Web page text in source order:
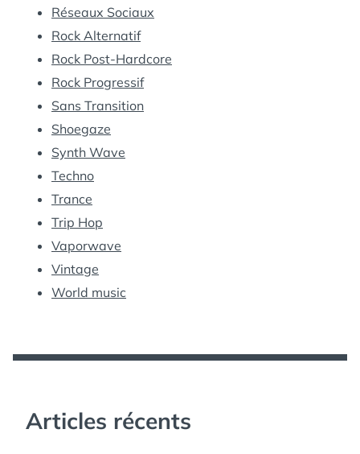
Réseaux Sociaux
Rock Alternatif
Rock Post-Hardcore
Rock Progressif
Sans Transition
Shoegaze
Synth Wave
Techno
Trance
Trip Hop
Vaporwave
Vintage
World music
Articles récents